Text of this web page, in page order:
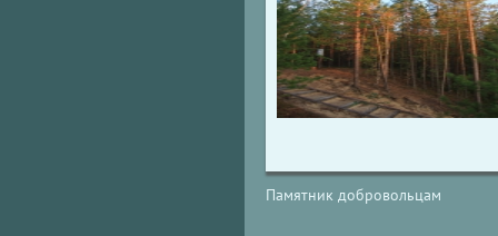
Памятник добровольцам